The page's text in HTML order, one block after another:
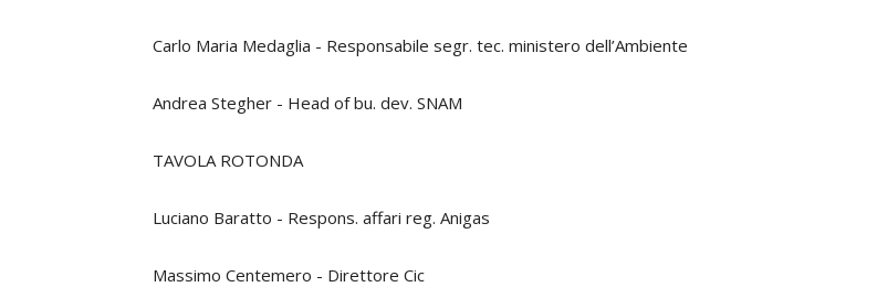
Carlo Maria Medaglia - Responsabile segr. tec. ministero dell’Ambiente
Andrea Stegher - Head of bu. dev. SNAM
TAVOLA ROTONDA
Luciano Baratto - Respons. affari reg. Anigas
Massimo Centemero - Direttore Cic